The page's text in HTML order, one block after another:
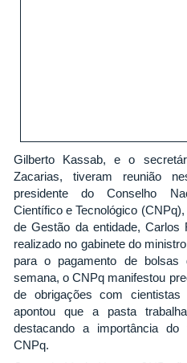
Gilberto Kassab, e o
Zacarias, tiveram reunião
presidente do Conselho
Científico e Tecnológico
de Gestão da entidade, Carlos
realizado no gabinete do
para o pagamento de
semana, o CNPq manifestou
de obrigações com
apontou que a pasta
destacando a importância do
CNPq.